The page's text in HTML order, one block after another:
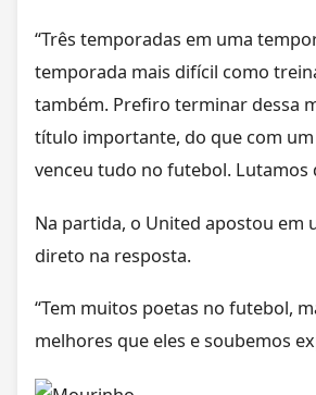
“Três temporadas em uma
temporada mais difícil como
também. Prefiro terminar dessa
título importante, do que com
venceu tudo no futebol.
Na partida, o United apostou em
direto na resposta.
“Tem muitos poetas no futebol,
melhores que eles e soubemos